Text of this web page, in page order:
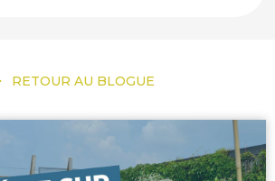
RETOUR AU BLOGUE